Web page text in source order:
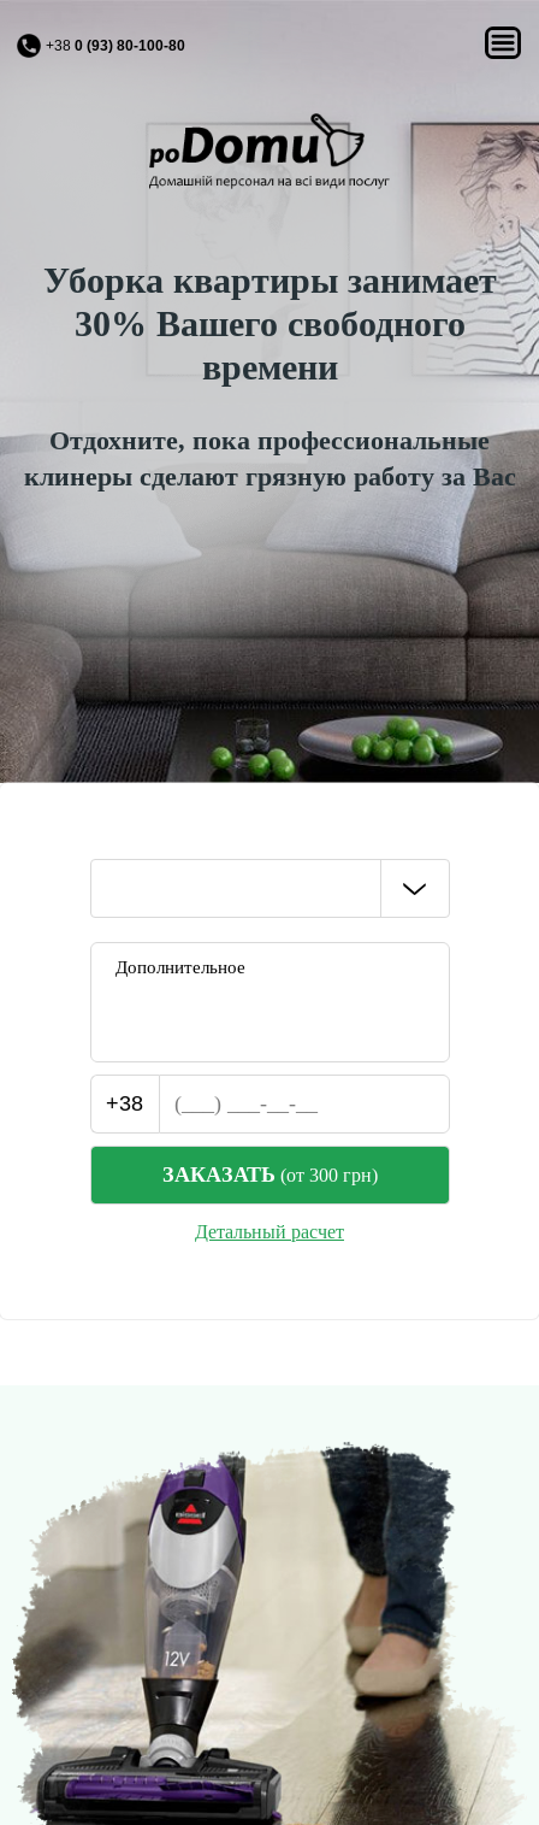
+38 0 (93) 80-100-80
+38
ЗАКАЗАТЬ (от 300 грн)
Детальный расчет
Уборка квартиры занимает
30% Вашего свободного
времени
Отдохните, пока профессиональные
клинеры сделают грязную работу за Вас